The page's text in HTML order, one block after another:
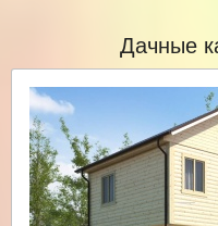
Дачные